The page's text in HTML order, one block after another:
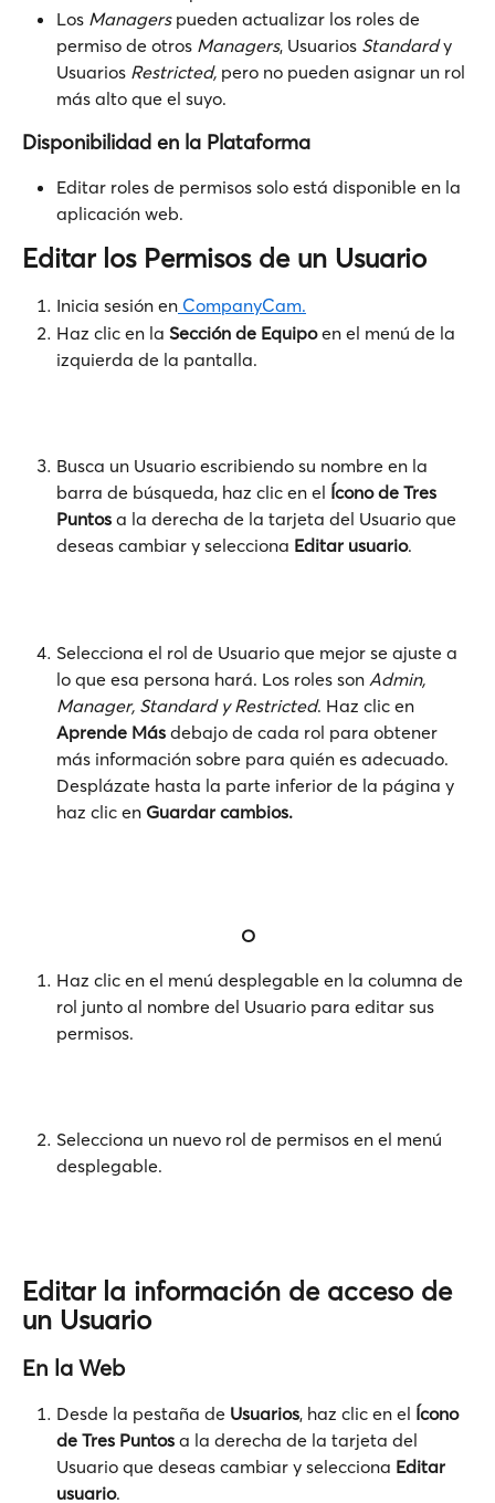
Los Managers pueden actualizar los roles de
permiso de otros Managers, Usuarios Standard y
Usuarios Restricted, pero no pueden asignar un rol
más alto que el suyo.
Disponibilidad en la Plataforma
Editar roles de permisos solo está disponible en la
aplicación web.
Editar los Permisos de un Usuario
Inicia sesión en CompanyCam.
Haz clic en la Sección de Equipo en el menú de la
izquierda de la pantalla.
Busca un Usuario escribiendo su nombre en la
barra de búsqueda, haz clic en el Ícono de Tres
Puntos a la derecha de la tarjeta del Usuario que
deseas cambiar y selecciona Editar usuario.
Selecciona el rol de Usuario que mejor se ajuste a
lo que esa persona hará. Los roles son Admin,
Manager, Standard y Restricted. Haz clic en
Aprende Más debajo de cada rol para obtener
más información sobre para quién es adecuado.
Desplázate hasta la parte inferior de la página y
haz clic en Guardar cambios.
O
Haz clic en el menú desplegable en la columna de
rol junto al nombre del Usuario para editar sus
permisos.
Selecciona un nuevo rol de permisos en el menú
desplegable.
Editar la información de acceso de
un Usuario
En la Web
Desde la pestaña de Usuarios, haz clic en el Ícono
de Tres Puntos a la derecha de la tarjeta del
Usuario que deseas cambiar y selecciona Editar
usuario.